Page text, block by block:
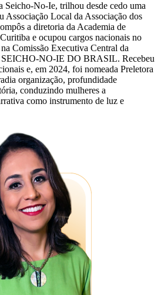
Seicho-No-Ie, trilhou desde cedo uma
Associação Local da Associação dos
a diretoria da Academia de
e ocupou cargos nacionais no
Comissão Executiva Central da
SEICHO-NO-IE DO BRASIL. Recebeu
e, em 2024, foi nomeada Preletora
organização, profundidade
conduzindo mulheres a
como instrumento de luz e